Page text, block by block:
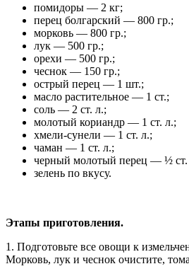
помидоры — 2 кг;
перец болгарский — 800 гр.;
морковь — 800 гр.;
лук — 500 гр.;
орехи — 500 гр.;
чеснок — 150 гр.;
острый перец — 1 шт.;
масло растительное — 1 ст.;
соль — 2 ст. л.;
молотый кориандр — 1 ст. л.;
хмели-сунели — 1 ст. л.;
чаман — 1 ст. л.;
черный молотый перец — ½ ст.
зелень по вкусу.
Этапы приготовления.
1. Подготовьте все овощи к
Морковь, лук и чеснок очистите,